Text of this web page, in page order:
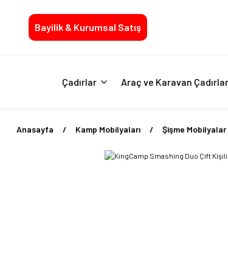
Bayilik & Kurumsal Satış
Çadırlar Araç ve Karavan
Anasayfa Kamp Mobilyaları Şişme Mobilyalar